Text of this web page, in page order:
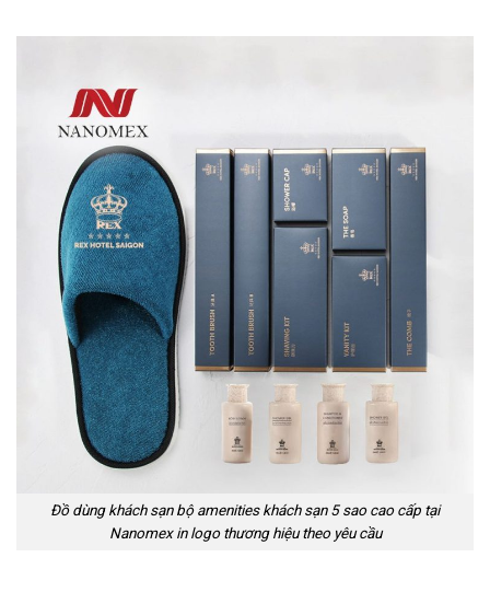
Đồ dùng khách sạn bộ amenities khách sạn 5 sao cao cấp tại
Nanomex in logo thương hiệu theo yêu cầu